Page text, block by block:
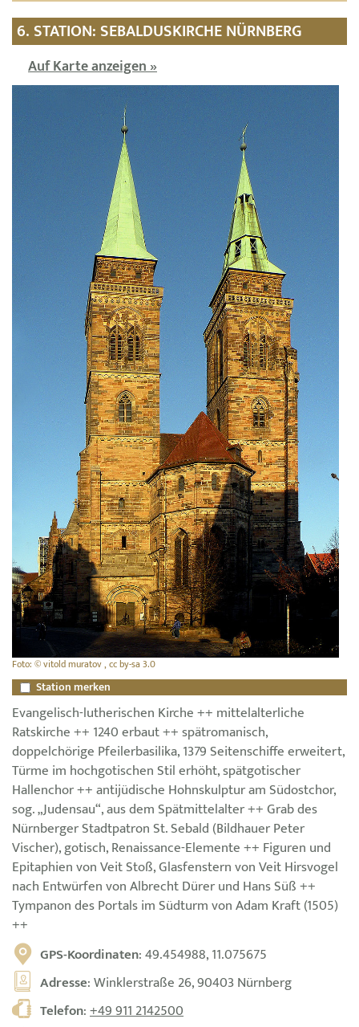
6. STATION: SEBALDUSKIRCHE NÜRNBERG
Auf Karte anzeigen »
Foto: © vitold muratov , cc by-sa 3.0
Station merken
Evangelisch-lutherischen Kirche ++ mittelalterliche
Ratskirche ++ 1240 erbaut ++ spätromanisch,
doppelchörige Pfeilerbasilika, 1379 Seitenschiffe erweitert,
Türme im hochgotischen Stil erhöht, spätgotischer
Hallenchor ++ antijüdische Hohnskulptur am Südostchor,
sog. „Judensau“, aus dem Spätmittelalter ++ Grab des
Nürnberger Stadtpatron St. Sebald (Bildhauer Peter
Vischer), gotisch, Renaissance-Elemente ++ Figuren und
Epitaphien von Veit Stoß, Glasfenstern von Veit Hirsvogel
nach Entwürfen von Albrecht Dürer und Hans Süß ++
Tympanon des Portals im Südturm von Adam Kraft (1505)
++
GPS-Koordinaten: 49.454988, 11.075675
Adresse: Winklerstraße 26, 90403 Nürnberg
Telefon:+49 911 2142500